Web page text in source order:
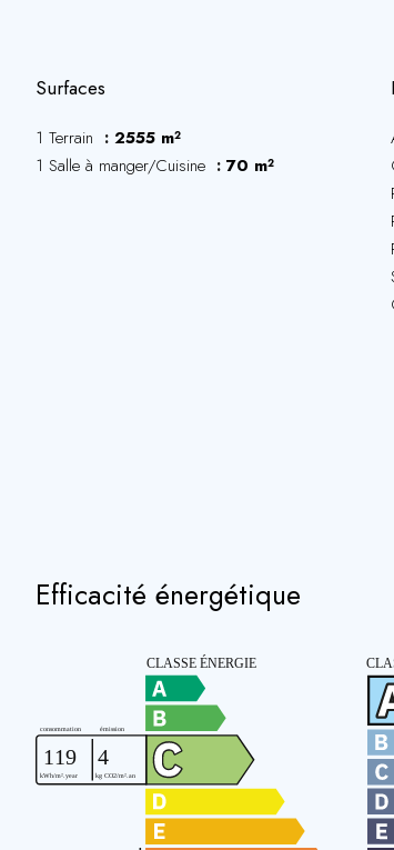
Surfaces
1 Terrain
2555 m²
1 Salle à manger/Cuisine
70 m²
Efficacité énergétique